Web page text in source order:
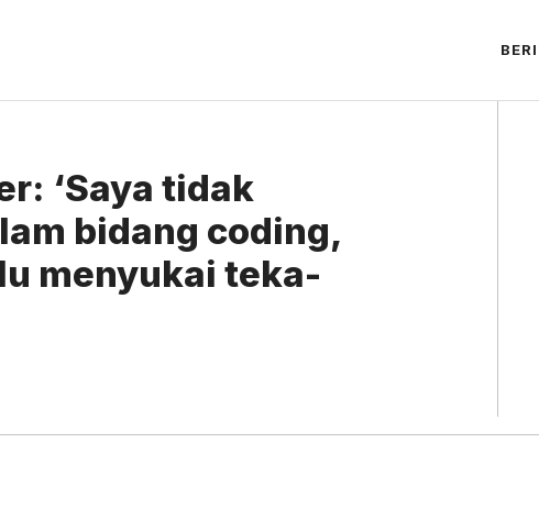
‘Saya tidak
bidang coding,
menyukai teka-